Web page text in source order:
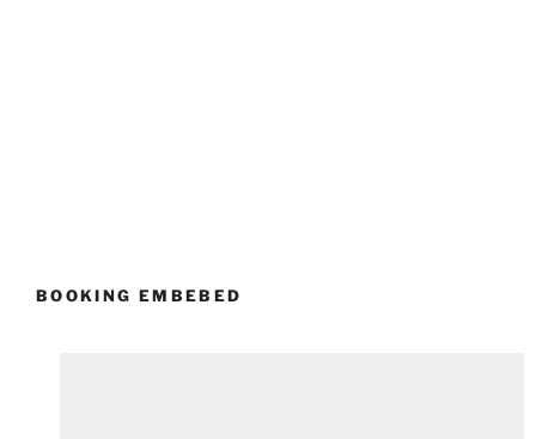
BOOKING EMBEBED